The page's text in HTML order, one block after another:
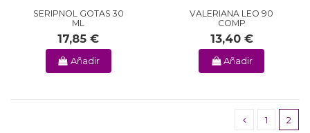
SERIPNOL GOTAS 30
ML
17,85 €
Añadir
VALERIANA LEO 90
COMP
13,40 €
Añadir
1 2